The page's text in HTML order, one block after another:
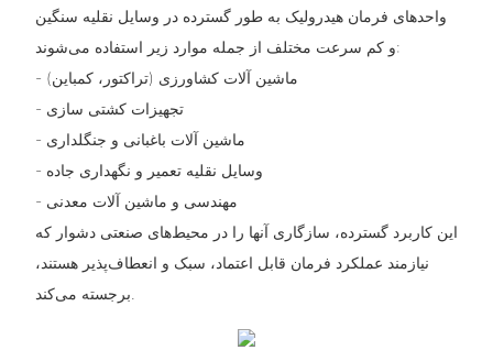
واحدهای فرمان هیدرولیک به طور گسترده در وسایل نقلیه سنگین
و کم سرعت مختلف از جمله موارد زیر استفاده می‌شوند:
- ماشین آلات کشاورزی (تراکتور، کمباین)
- تجهیزات کشتی سازی
- ماشین آلات باغبانی و جنگلداری
- وسایل نقلیه تعمیر و نگهداری جاده
- مهندسی و ماشین آلات معدنی
این کاربرد گسترده، سازگاری آنها را در محیط‌های صنعتی دشوار که
نیازمند عملکرد فرمان قابل اعتماد، سبک و انعطاف‌پذیر هستند،